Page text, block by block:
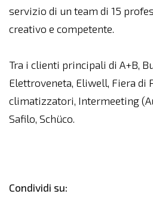
servizio di un team di 15
creativo e competente.
Tra i clienti principali di A+B,
Elettroveneta, Eliwell, Fiera di
climatizzatori, Intermeeting
Safilo, Schüco.
Condividi su: